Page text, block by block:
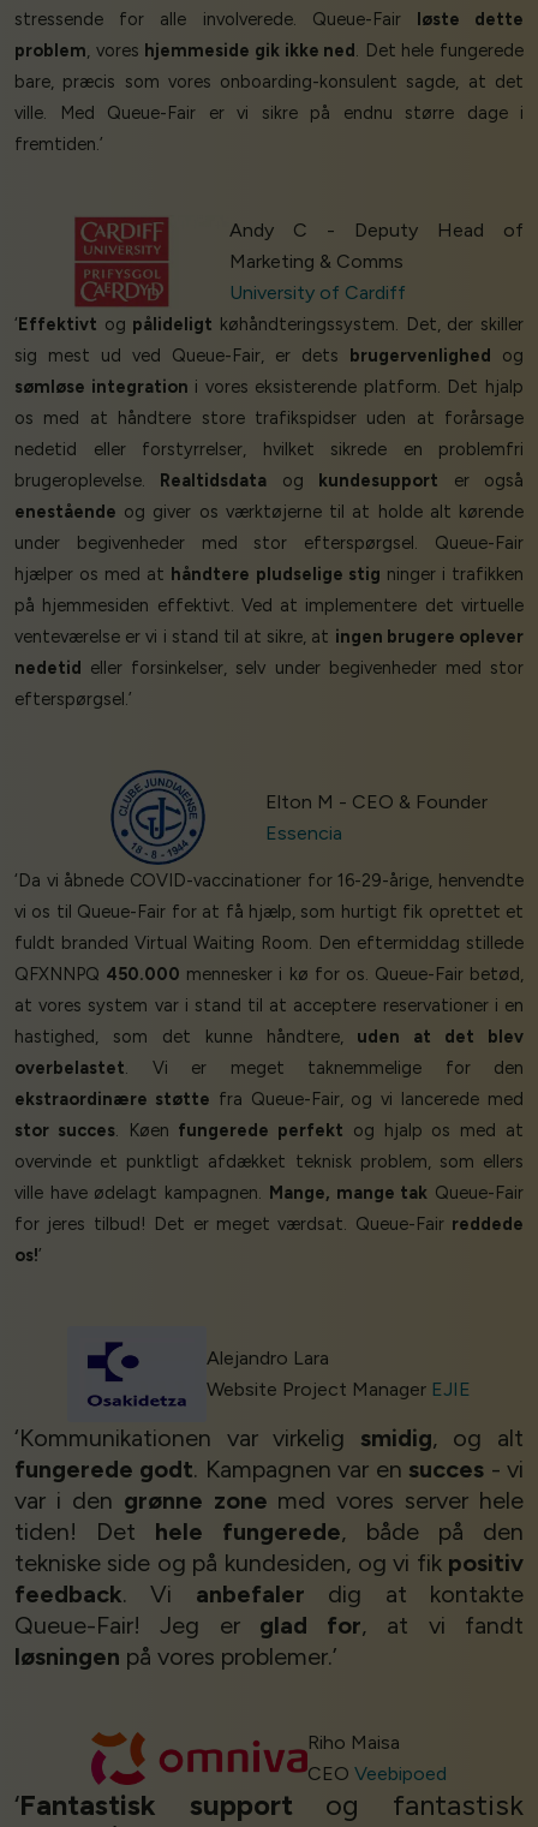
stressende for alle involverede. Queue-Fair løste dette
problem, vores hjemmeside gik ikke ned. Det hele fungerede
bare, præcis som vores onboarding-konsulent sagde, at det
ville. Med Queue-Fair er vi sikre på endnu større dage i
fremtiden.’
Andy C - Deputy Head of
Marketing & Comms
University of Cardiff
‘ Effektivt og pålideligt køhåndteringssystem. Det, der skiller
sig mest ud ved Queue-Fair, er dets
brugervenlighed
og
sømløse integration i vores eksisterende platform. Det hjalp
os med at håndtere store trafikspidser uden at forårsage
nedetid eller forstyrrelser, hvilket sikrede en problemfri
brugeroplevelse.
Realtidsdata og kundesupport er også
enestående og giver os værktøjerne til at holde alt kørende
under begivenheder med stor efterspørgsel. Queue-Fair
hjælper os med at håndtere pludselige stig ninger i trafikken
på hjemmesiden effektivt. Ved at implementere det virtuelle
venteværelse er vi i stand til at sikre, at ingen brugere oplever
nedetid
eller forsinkelser, selv under begivenheder med stor
efterspørgsel.’
Elton M - CEO & Founder
Essencia
‘Da vi åbnede COVID-vaccinationer for 16-29-årige, henvendte
vi os til Queue-Fair for at få hjælp, som hurtigt fik oprettet et
fuldt branded Virtual Waiting Room. Den eftermiddag stillede
QFXNNPQ 450.000 mennesker i kø for os. Queue-Fair betød,
at vores system var i stand til at acceptere reservationer i en
hastighed, som det kunne håndtere, uden at det blev
overbelastet. Vi er meget taknemmelige for den
ekstraordinære støtte fra Queue-Fair, og vi lancerede med
stor succes. Køen fungerede perfekt og hjalp os med at
overvinde et punktligt afdækket teknisk problem, som ellers
ville have ødelagt kampagnen. Mange, mange tak Queue-Fair
for jeres tilbud! Det er meget værdsat. Queue-Fair reddede
os!’
Alejandro Lara
Website Project Manager EJIE
‘Kommunikationen var virkelig smidig, og alt
fungerede godt. Kampagnen var en succes - vi
var i den grønne zone med vores server hele
tiden! Det hele fungerede, både på den
tekniske side og på kundesiden, og vi fik positiv
feedback. Vi anbefaler dig at kontakte
Queue-Fair! Jeg er glad for, at vi fandt
løsningen på vores problemer.’
Riho Maisa
CEO Veebipoed
‘Fantastisk support og fantastisk
and improve your experience. You can accept all
cookie usage or use settings to manage
categories individually.